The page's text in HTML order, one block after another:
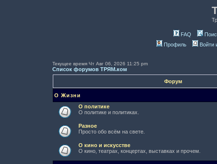
FAQ
Профиль
Войти
Текущее время Чт Авг 06, 2026 11:25 pm
Список форумов ТРЯМ.ком
Форум
О Жизни
О политике
О политике и политиках.
Разное
Просто обо всём на свете.
О кино и искусстве
О кино, театрах, концертах, выставках и прочем.